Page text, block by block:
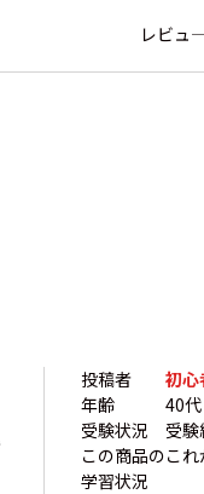
レビュ
投稿者
初心
年齢
40代
受験状況
受験
この商品の
学習状況
こ